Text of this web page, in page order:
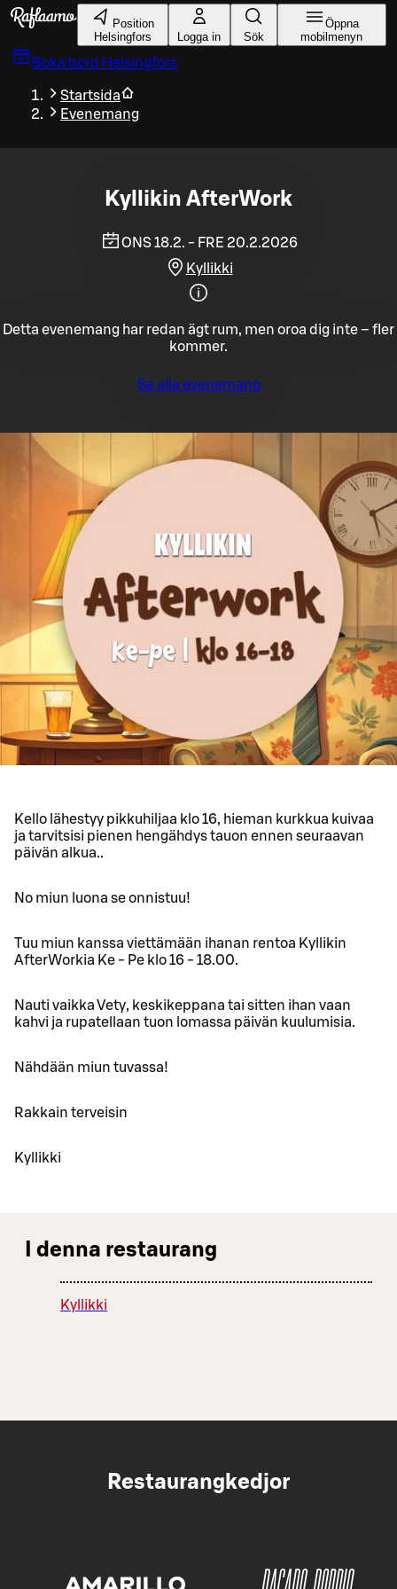
Gå till huvudinnehållet
Position
Helsingfors
Logga in Sök
Öppna
mobilmenyn
Boka bord Helsingfors
Startsida
Evenemang
Kyllikin AfterWork
ONS 18.2. - FRE 20.2.2026
Kyllikki
Detta evenemang har redan ägt rum, men oroa dig inte – fler
kommer.
Se alla evenemang
Kello lähestyy pikkuhiljaa klo 16, hieman kurkkua kuivaa
ja tarvitsisi pienen hengähdys tauon ennen seuraavan
päivän alkua..
No miun luona se onnistuu!
Tuu miun kanssa viettämään ihanan rentoa Kyllikin
AfterWorkia Ke - Pe klo 16 - 18.00.
Nauti vaikka Vety, keskikeppana tai sitten ihan vaan
kahvi ja rupatellaan tuon lomassa päivän kuulumisia.
Nähdään miun tuvassa!
Rakkain terveisin
Kyllikki
I denna restaurang
Kyllikki
Restaurangkedjor